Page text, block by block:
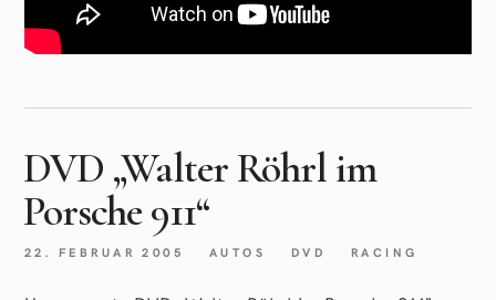
DVD „Walter Röhrl im
Porsche 911“
22. FEBRUAR 2005 AUTOS DVD RACING